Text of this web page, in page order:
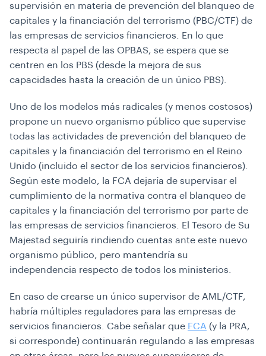
supervisión en materia de prevención del blanqueo de
capitales y la financiación del terrorismo (PBC/CTF) de
las empresas de servicios financieros. En lo que
respecta al papel de las OPBAS, se espera que se
centren en los PBS (desde la mejora de sus
capacidades hasta la creación de un único PBS).
Uno de los modelos más radicales (y menos costosos)
propone un nuevo organismo público que supervise
todas las actividades de prevención del blanqueo de
capitales y la financiación del terrorismo en el Reino
Unido (incluido el sector de los servicios financieros).
Según este modelo, la FCA dejaría de supervisar el
cumplimiento de la normativa contra el blanqueo de
capitales y la financiación del terrorismo por parte de
las empresas de servicios financieros. El Tesoro de Su
Majestad seguiría rindiendo cuentas ante este nuevo
organismo público, pero mantendría su
independencia respecto de todos los ministerios.
En caso de crearse un único supervisor de AML/CTF,
habría múltiples reguladores para las empresas de
servicios financieros. Cabe señalar que FCA (y la PRA,
si corresponde) continuarán regulando a las empresas